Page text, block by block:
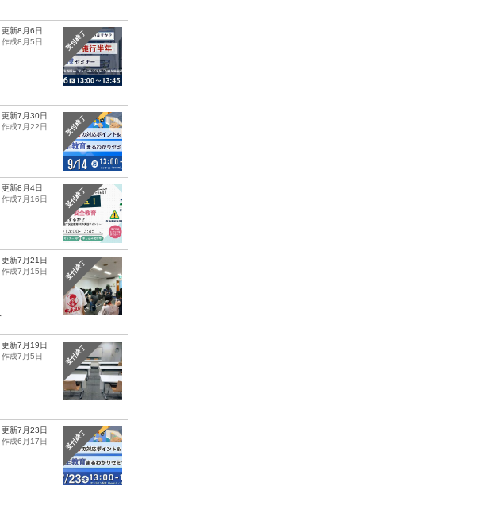
受付終了
更新8月6日
作成8月5日
受付終了
更新7月30日
作成7月22日
受付終了
更新8月4日
作成7月16日
受付終了
更新7月21日
作成7月15日
受付終了
更新7月19日
作成7月5日
受付終了
更新7月23日
作成6月17日